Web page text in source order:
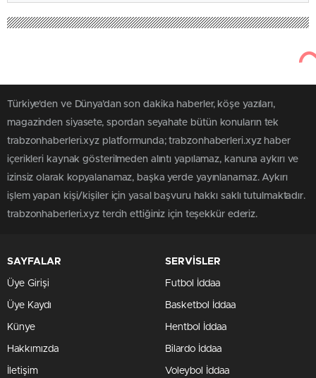
Türkiye'den ve Dünya’dan son dakika haberler, köşe yazıları,
magazinden siyasete, spordan seyahate bütün konuların tek
trabzonhaberleri.xyz platformunda; trabzonhaberleri.xyz haber
içerikleri kaynak gösterilmeden alıntı yapılamaz, kanuna aykırı ve
izinsiz olarak kopyalanamaz, başka yerde yayınlanamaz. Aykırı
işlem yapan kişi/kişiler için yasal başvuru hakkı saklı tutulmaktadır.
trabzonhaberleri.xyz tercih ettiğiniz için teşekkür ederiz.
SAYFALAR
Üye Girişi
Üye Kaydı
Künye
Hakkımızda
İletişim
SERVİSLER
Futbol İddaa
Basketbol İddaa
Hentbol İddaa
Bilardo İddaa
Voleybol İddaa